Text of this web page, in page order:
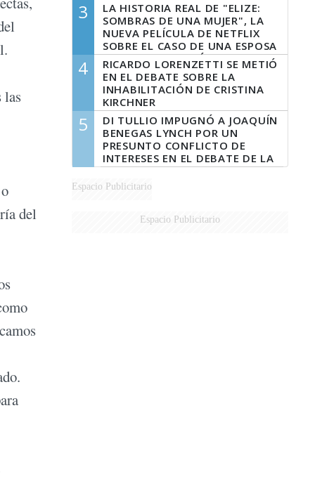
las
del
DERROTADOS
3
LA HISTORIA REAL DE "ELIZE:
SOMBRAS DE UNA MUJER", LA
NUEVA PELÍCULA DE NETFLIX
SOBRE EL CASO DE UNA ESPOSA
QUE DESCUARTIZÓ A SU
MARIDO
4
RICARDO LORENZETTI SE METIÓ
EN EL DEBATE SOBRE LA
INHABILITACIÓN DE CRISTINA
KIRCHNER
5
DI TULLIO IMPUGNÓ A JOAQUÍN
BENEGAS LYNCH POR UN
PRESUNTO CONFLICTO DE
INTERESES EN EL DEBATE DE LA
LEY DE TIERRAS
Espacio Publicitario
Espacio Publicitario